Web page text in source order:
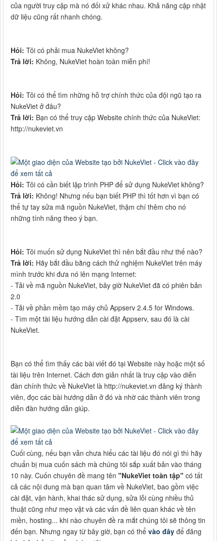
của người truy cập mà nó đối xử khác nhau. Khả năng cập nhật
dữ liệu cũng rất nhanh chóng.
Hỏi: Tôi có phải mua NukeViet không?
Trả lời: Không, NukeViet hoàn toàn miễn phí!
Hỏi: Tôi có thể tìm những hỗ trợ chính thức của đội ngũ tạo ra
NukeViet ở đâu?
Trả lời: Bạn có thể truy cập Website chính thức của NukeViet:
http://nukeviet.vn
Hỏi: Tôi có cần biết lập trình PHP để sử dụng NukeViet không?
Trả lời: Không! Nhưng nếu bạn biết PHP thì tốt hơn vì bạn có
thể tự tay sửa mã nguồn NukeViet, thậm chí thêm cho nó
những tính năng theo ý bạn.
Hỏi: Tôi muốn sử dụng NukeViet thì nên bắt đầu như thế nào?
Trả lời: Hãy bắt đầu bằng cách thử nghiệm NukeViet trên máy
mình trước khi đưa nó lên mạng Internet:
- Tải về mã nguồn NukeViet, bây giờ NukeViet đã có phiên bản
2.0
- Tải về phần mềm tạo máy chủ Appserv 2.4.5 for Windows.
- Tìm một tài liệu hướng dẫn cài đặt Appserv, sau đó là cài
NukeViet.
Bạn có thể tìm thấy các bài viết đó tại Website này hoặc một số
tài liệu trên Internet. Cách đơn giản nhất là truy cập vào diễn
đàn chính thức về NukeViet là http://nukeviet.vn đăng ký thành
viên, đọc các bài hướng dẫn ở đó và nhờ các thành viên trong
diễn đàn hướng dẫn giúp.
Cuối cùng, nếu bạn vẫn chưa hiểu các tài liệu đó nói gì thì hãy
chuẩn bị mua cuốn sách mà chúng tôi sắp xuất bản vào tháng
10 này. Cuốn chuyên đề mang tên "NukeViet toàn tập" có tất
cả các nội dung mà bạn quan tâm về NukeViet, bao gồm việc
cài đặt, vận hành, khai thác sử dụng, sửa lỗi cùng nhiều thủ
thuật cũng như mẹo vặt và các vấn đề liên quan khác về tên
miền, hosting... khi nào chuyên đề ra mắt chúng tôi sẽ thông tin
đến bạn. Nhưng ngay từ bây giờ, bạn có thể vào đây để đăng